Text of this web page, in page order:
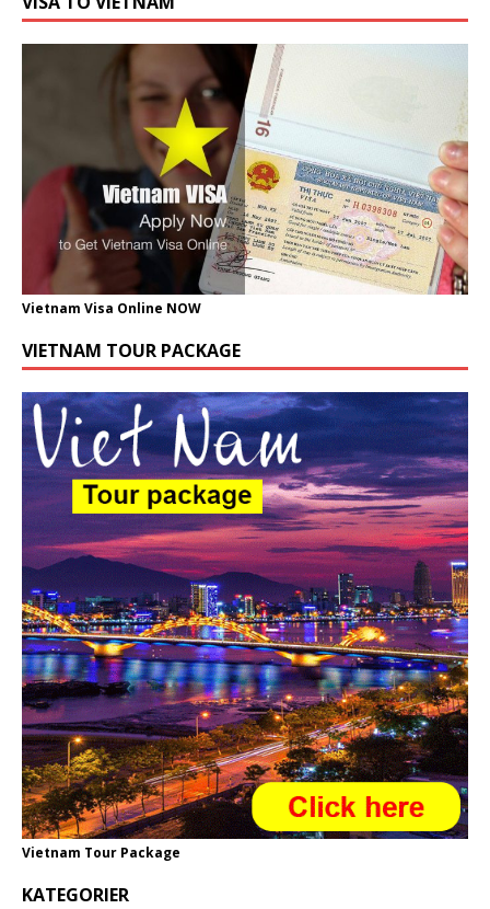
Vietnam Visa Online NOW
VIETNAM TOUR PACKAGE
Vietnam Tour Package
KATEGORIER